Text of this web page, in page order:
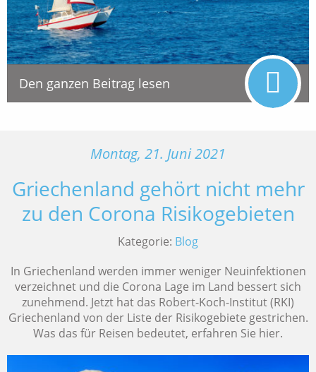
Den ganzen Beitrag lesen
Montag, 21. Juni 2021
Griechenland gehört nicht mehr
zu den Corona Risikogebieten
Kategorie: Blog
In Griechenland werden immer weniger Neuinfektionen
verzeichnet und die Corona Lage im Land bessert sich
zunehmend. Jetzt hat das Robert-Koch-Institut (RKI)
Griechenland von der Liste der Risikogebiete gestrichen.
Was das für Reisen bedeutet, erfahren Sie hier.